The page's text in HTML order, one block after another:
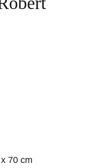
70 cm